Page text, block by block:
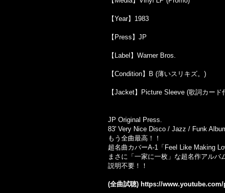
【Year】1983
【Press】JP
【Label】Warner Bros.
【Condition】B (薄いスリキズ。)
【Jacket】Picture Sleeve (歌詞カー
JP Original Press.
83' Very Nice Disco / Jazz / Funk
もう全曲最高！！
超名曲カバーA-1「Feel Like Making
まさに「一家に一枚」な超名作アルバ
説明不要！！
(全曲試聴) https://www.youtube.com/